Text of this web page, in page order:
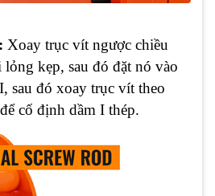
: Xoay trục vít ngược chiều
kẹp, sau đó đặt nó vào
sau đó xoay trục vít theo
cố định dầm I thép.